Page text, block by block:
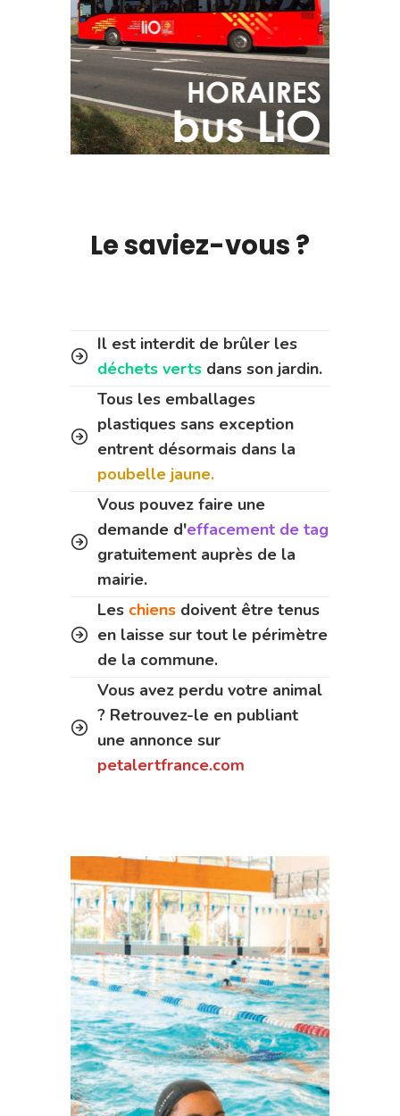
Le saviez-vous ?
Il est interdit de brûler les
déchets verts dans son jardin.
Tous les emballages
plastiques sans exception
entrent désormais dans la
poubelle jaune.
Vous pouvez faire une
demande d'effacement de tag
gratuitement auprès de la
mairie.
Les chiens doivent être tenus
en laisse sur tout le périmètre
de la commune.
Vous avez perdu votre animal
? Retrouvez-le en publiant
une annonce sur
petalertfrance.com